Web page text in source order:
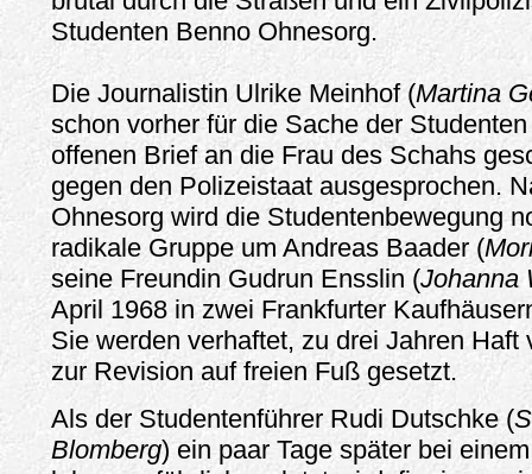
Studenten Benno Ohnesorg.
Die Journalistin Ulrike Meinhof (Martina
schon vorher für die Sache der
offenen Brief an die Frau des Schahs
gegen den Polizeistaat ausgesprochen.
Ohnesorg wird die Studentenbewegung
radikale Gruppe um Andreas Baader (
seine Freundin Gudrun Ensslin (Johanna
April 1968 in zwei Frankfurter
Sie werden verhaftet, zu drei Jahren Haft
zur Revision auf freien Fuß gesetzt.
Als der Studentenführer Rudi Dutschke (
Blomberg) ein paar Tage später bei